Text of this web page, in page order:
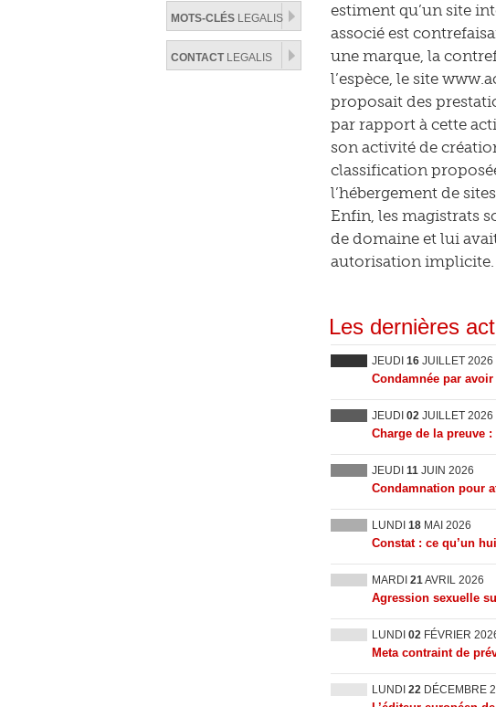
MOTS-CLÉS LEGALIS
CONTACTLEGALIS
estiment qu’un site
associé est
une marque, la
l’espèce, le site
proposait des
par rapport à cette
son activité de
classification
l’hébergement de
Enfin, les magistrats
de domaine et lui
autorisation implicite.
Les dernières
JEUDI 16 JUILLET 2026
Condamnée par
JEUDI 02 JUILLET 2026
Charge de la preuve
JEUDI 11 JUIN 2026
Condamnation pour
LUNDI 18 MAI 2026
Constat : ce qu’un
MARDI 21AVRIL 2026
Agression sexuelle
LUNDI 02 FÉVRIER
Meta contraint de
LUNDI 22 DÉCEMBRE